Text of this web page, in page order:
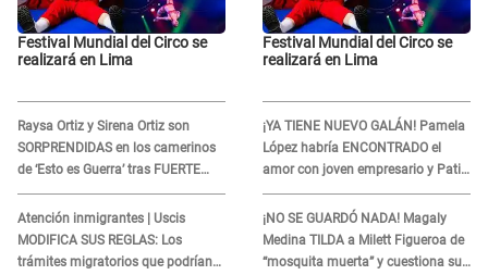
Festival Mundial del Circo se
realizará en Lima
Raysa Ortiz y Sirena Ortiz son
SORPRENDIDAS en los camerinos
de ‘Esto es Guerra’ tras FUERTE
ENFRENTAMIENTO con Gabriel
Moisés: “Gracias”
Atención inmigrantes | Uscis
MODIFICA SUS REGLAS: Los
trámites migratorios que podrían
Festival Mundial del Circo se
realizará en Lima
¡YA TIENE NUEVO GALÁN! Pamela
López habría ENCONTRADO el
amor con joven empresario y Pati
Lorena la ECHA en VIVO
¡NO SE GUARDÓ NADA! Magaly
Medina TILDA a Milett Figueroa de
“mosquita muerta” y cuestiona su